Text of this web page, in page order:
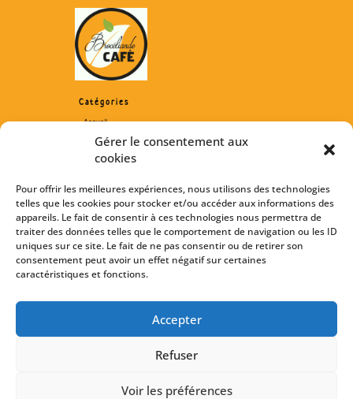
Gérer le consentement aux
cookies
Pour offrir les meilleures expériences, nous utilisons des technologies
telles que les cookies pour stocker et/ou accéder aux informations des
appareils. Le fait de consentir à ces technologies nous permettra de
traiter des données telles que le comportement de navigation ou les ID
uniques sur ce site. Le fait de ne pas consentir ou de retirer son
consentement peut avoir un effet négatif sur certaines
caractéristiques et fonctions.
Accepter
Refuser
Voir les préférences
Catégories
Accueil
Activités
Contact
Politique de cookies
Horaires
Du lundi au dimanche, de 10h00 à 19h00
– Fermé lemardi*et le mercredi d’octobre à mai
– Fermé uniquement le mercredi en juin et septembre
– Ouvert tous les jours en été
4 Rue de Brocéliande, 56430 Tréhorenteuc
molin.thomas@wanadoo.fr